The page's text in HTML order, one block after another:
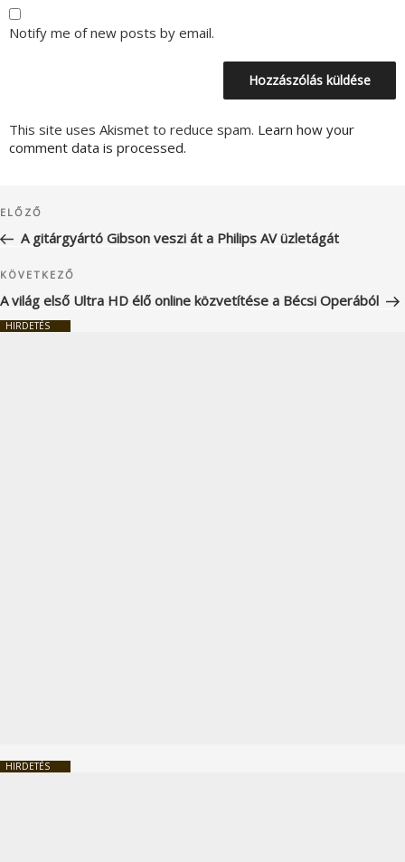
Notify me of new posts by email.
This site uses Akismet to reduce spam. Learn how your
comment data is processed.
navigáció
Korábbi
bejegyzés
ELŐZŐ
A gitárgyártó Gibson veszi át a Philips AV üzletágát
Következő
bejegyzés
KÖVETKEZŐ
A világ első Ultra HD élő online közvetítése a Bécsi Operából
HIRDETÉS
HIRDETÉS